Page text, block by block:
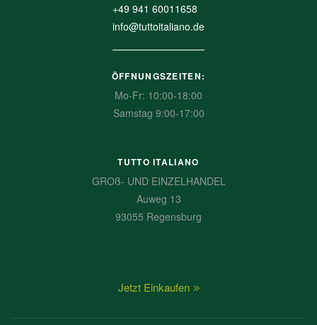
+49 941 60011658
info@tuttoitaliano.de
ÖFFNUNGSZEITEN:
Mo-Fr: 10:00-18:00
Samstag 9:00-17:00
TUTTO ITALIANO
GROß- UND EINZELHANDEL
Auweg 13
93055 Regensburg
Jetzt Einkaufen